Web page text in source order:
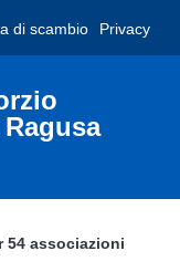
di scambio Privacy
54 associazioni